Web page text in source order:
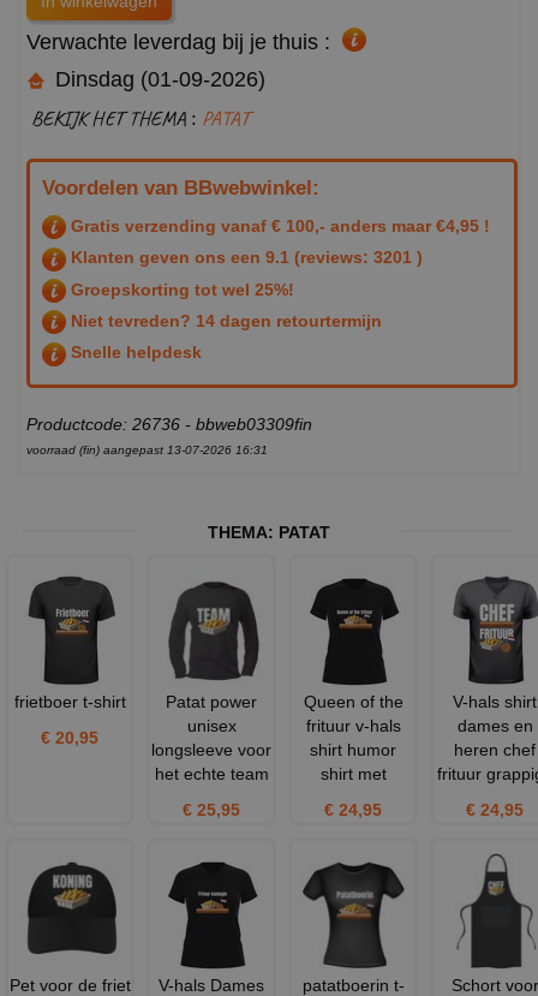
Verwachte leverdag bij je thuis :
Dinsdag (01-09-2026)
BEKIJK HET THEMA : PATAT
Voordelen van BBwebwinkel:
Gratis verzending vanaf € 100,- anders maar €4,95 !
Klanten geven ons een 9.1 (reviews: 3201 )
Groepskorting tot wel 25%!
Niet tevreden? 14 dagen retourtermijn
Snelle helpdesk
Productcode: 26736 - bbweb03309fin
voorraad (fin) aangepast 13-07-2026 16:31
THEMA: PATAT
frietboer t-shirt
€ 20,95
Patat power
unisex
longsleeve voor
het echte team
€ 25,95
Queen of the
frituur v-hals
shirt humor
shirt met
€ 24,95
V-hals shirt
dames en
heren chef
frituur
€ 24,95
Pet voor de friet
V-hals Dames
patatboerin t-
Schort voor